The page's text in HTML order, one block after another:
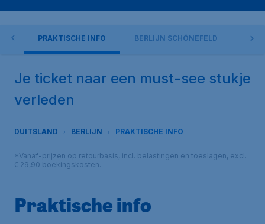
PRAKTISCHE INFO BERLIJN SCHÖNEFELD
Je ticket naar een must-see stukje
verleden
DUITSLAND BERLIJN PRAKTISCHE INFO
*Vanaf-prijzen op retourbasis, incl. belastingen en toeslagen, excl.
€ 29,90 boekingskosten.
Praktische info